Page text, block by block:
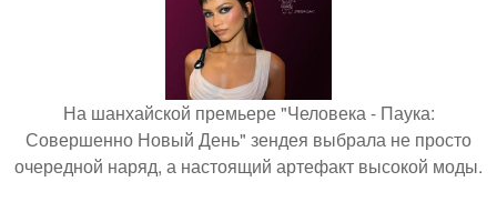
На шанхайской премьере "Человека - Паука:
Совершенно Новый День" зендея выбрала не просто
очередной наряд, а настоящий артефакт высокой моды.